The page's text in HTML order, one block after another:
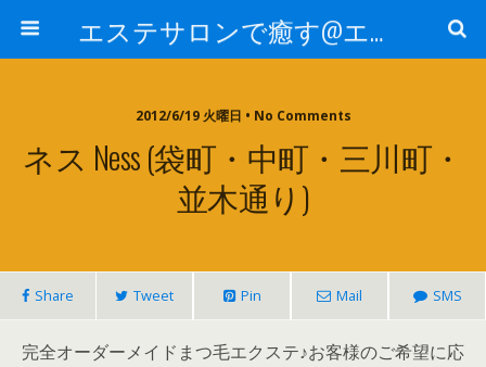
エステサロンで癒す@エステ～全国エステ情報
2012/6/19 火曜日 • No Comments
ネス Ness (袋町・中町・三川町・
並木通り)
Share Tweet Pin Mail SMS
完全オーダーメイドまつ毛エクステ♪お客様のご希望に応